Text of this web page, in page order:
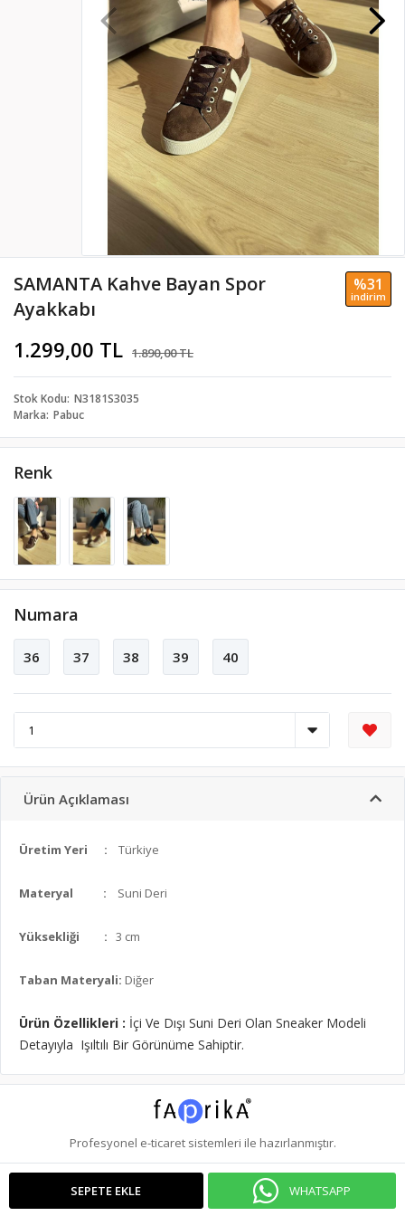
SAMANTA Kahve Bayan Spor
Ayakkabı
1.299,00 TL 1.890,00 TL
%31
i̇ndi̇ri̇m
Stok Kodu N3181S3035
Marka Pabuc
Renk
Numara
36 37 38 39 40
SEPETE EKLE WHATSAPP
Ürün Açıklaması
Üretim Yeri : Türkiye
Materyal : Suni Deri
Yüksekliği : 3 cm
Taban Materyali: Diğer
Ürün Özellikleri : İçi Ve Dışı Suni Deri Olan Sneaker Modeli
Detayıyla Işıltılı Bir Görünüme Sahiptir.
Profesyonel e-ticaretsistemleri ile hazırlanmıştır.